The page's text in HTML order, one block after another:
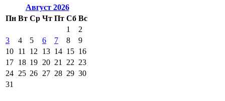
Август 2026
Пн Вт Ср Чт Пт Сб Вс
1
2
3
4 5 6 7 8
9
10 11 12 13 14 15 16
17 18 19 20 21 22 23
24 25 26 27 28 29 30
31